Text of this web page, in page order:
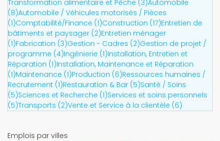
Transformation alimentaire et Pêche (3)Automobile
(8)Automobile / Véhicules motorisés / Pièces
(1)Comptabilité/Finance (1)Construction (17)Entretien de
bâtiments et paysager (2)Entretien ménager
(1)Fabrication (3)Gestion - Cadres (2)Gestion de projet /
programme (4)Ingénierie (1)Installation, Entretien et
Réparation (1)Installation, Maintenance et Réparation
(1)Maintenance (1)Production (6)Ressources humaines /
Recrutement (1)Restauration & Bar (5)Santé / Soins
(5)Sciences et Recherche (1)Services et soins personnels
(5)Transports (2)Vente et Service à la clientèle (6)
Emplois par villes